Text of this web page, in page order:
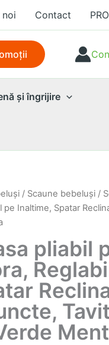
noi Contact
şi îngrijire
/ Scaune bebeluşi /
Inaltime, Spatar
pliabil